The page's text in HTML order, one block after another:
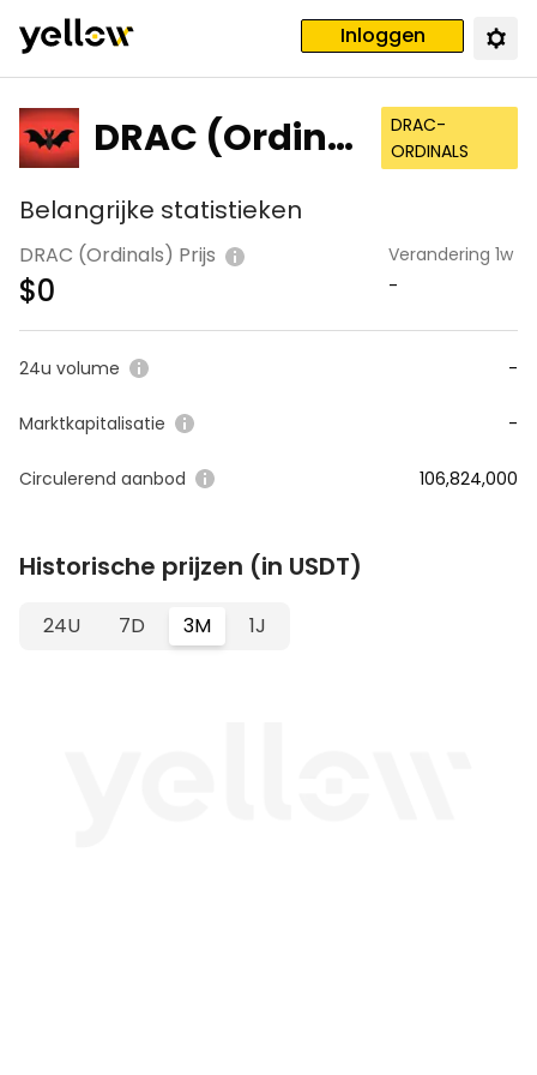
Inloggen
DRAC (Ordinal
DRAC-
ORDINALS
Belangrijke statistieken
DRAC (Ordinals) Prijs
$0
Verandering 1w
-
24u volume -
Marktkapitalisatie -
Circulerend aanbod 106,824,000
Historische prijzen (in USDT)
24U 7D 3M 1J